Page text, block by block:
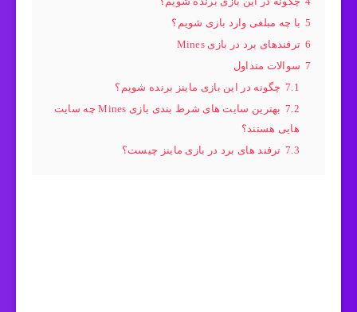
5 با چه مبلغی وارد بازی شویم؟
6 ترفندهای برد در بازی Mines
7 سوالات متداول
7.1 چگونه در این بازی ماینز برنده شویم؟
7.2
بهترین سایت های شرط بندی بازی Mines چه سایت
هایی هستند؟
7.3 ترفند های برد در بازی ماینز چیست؟